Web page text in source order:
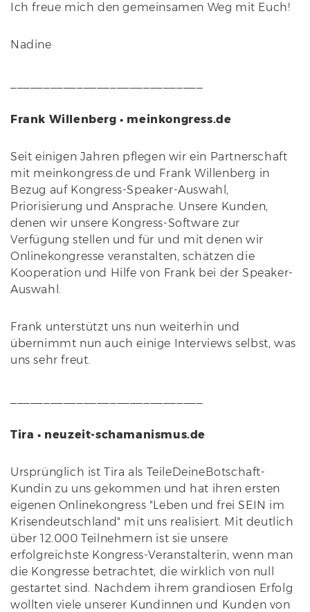
Ich freue mich den gemeinsamen Weg mit Euch!
Nadine
Frank Willenberg • meinkongress.de
Seit einigen Jahren pflegen wir ein Partnerschaft
mit meinkongress.de und Frank Willenberg in
Bezug auf Kongress-Speaker-Auswahl,
Priorisierung und Ansprache. Unsere Kunden,
denen wir unsere Kongress-Software zur
Verfügung stellen und für und mit denen wir
Onlinekongresse veranstalten, schätzen die
Kooperation und Hilfe von Frank bei der Speaker-
Auswahl.
Frank unterstützt uns nun weiterhin und
übernimmt nun auch einige Interviews selbst, was
uns sehr freut.
Tira • neuzeit-schamanismus.de
Ursprünglich ist Tira als TeileDeineBotschaft-
Kundin zu uns gekommen und hat ihren ersten
eigenen Onlinekongress "Leben und frei SEIN im
Krisendeutschland" mit uns realisiert. Mit deutlich
über 12.000 Teilnehmern ist sie unsere
erfolgreichste Kongress-Veranstalterin, wenn man
die Kongresse betrachtet, die wirklich von null
gestartet sind. Nachdem ihrem grandiosen Erfolg
wollten viele unserer Kundinnen und Kunden von